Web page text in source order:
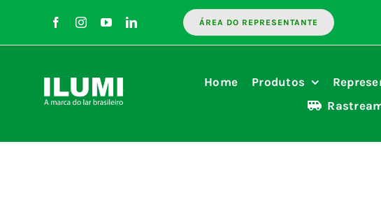
o
ÁREA DO REPRESENTANTE
Home Produtos